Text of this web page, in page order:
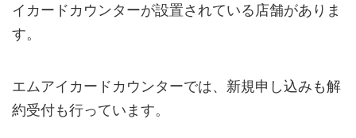
イカードカウンターが設置されている店舗がありま
す。
エムアイカードカウンターでは、新規申し込みも解
約受付も行っています。